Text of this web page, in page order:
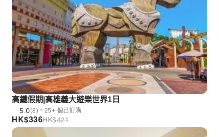
高鐵假期|高雄義大遊樂世界1日
5.0(8)・25+ 個已訂購
HK$336HK$421